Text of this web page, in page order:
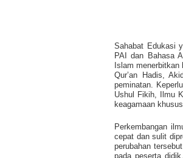
Sahabat Edukasi
PAI dan Bahasa
Islam
Qur’an Hadis,
peminatan.
Ushul Fikih, Ilmu
keagamaan
Perkembangan
cepat dan sulit
perubahan
pada peserta